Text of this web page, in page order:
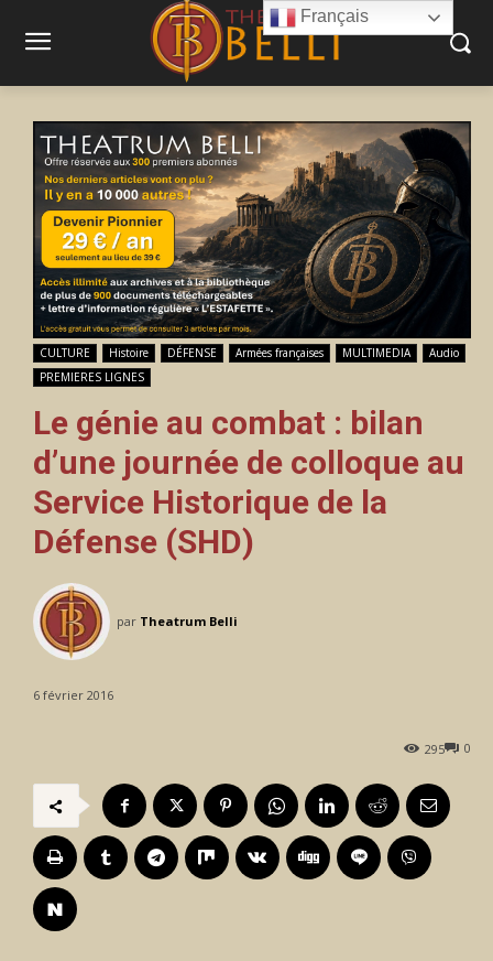
CULTURE Histoire DÉFENSE Armées françaises MULTIMEDIA
Audio
PREMIERES LIGNES
Le génie au combat : bilan
d’une journée de colloque au
Service Historique de la
Défense (SHD)
par Theatrum Belli
6 février 2016
0
295
Français